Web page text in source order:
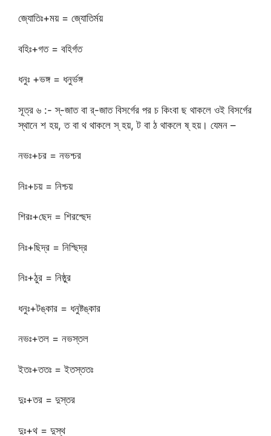
জ্যোতিঃ+ময় = জ্যোতির্ময়
বহিঃ+গত = বহির্গত
ধনুঃ +ভঙ্গ = ধনুর্ভঙ্গ
সূত্র ৬ :- স্-জাত বা র্-জাত বিসর্গের পর চ কিংবা ছ থাকলে ওই বিসর্গের
স্থানে শ হয়, ত বা থ থাকলে স্ হয়, ট বা ঠ থাকলে ষ্ হয়। যেমন –
নভঃ+চর = নভশ্চর
নিঃ+চয় = নিশ্চয়
শিরঃ+ছেদ = শিরশ্ছেদ
নিঃ+ছিদ্র = নিশ্ছিদ্র
নিঃ+ঠুর = নিষ্ঠুর
ধনুঃ+টঙ্কার = ধনুষ্টঙ্কার
নভঃ+তল = নভস্তল
ইতঃ+ততঃ = ইতস্ততঃ
দুঃ+তর = দুস্তর
দুঃ+থ = দুস্থ